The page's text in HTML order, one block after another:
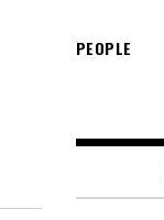
PEOPLE